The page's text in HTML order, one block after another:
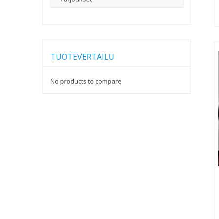
TUOTEVERTAILU
No products to compare